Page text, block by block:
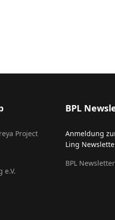
Project
e.V.
BPL
Anmeldung
Ling
BPL